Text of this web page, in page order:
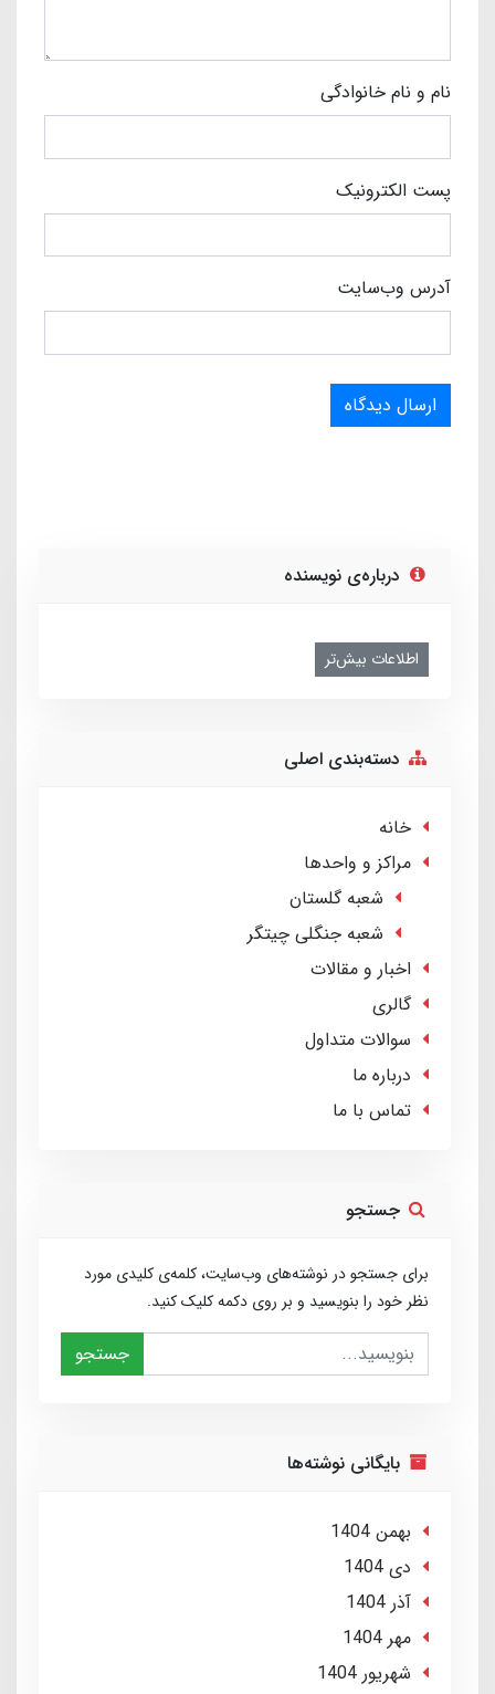
نام و نام خانوادگی
پست الکترونیک
آدرس وب‌سایت
ارسال دیدگاه
درباره‌ی نویسنده
اطلاعات بیش‌تر
دسته‌بندی اصلی
خانه
مراکز و واحدها
شعبه گلستان
شعبه جنگلی چیتگر
اخبار و مقالات
گالری
سوالات متداول
درباره ما
تماس با ما
جستجو
برای جستجو در نوشته‌های وب‌سایت، کلمه‌ی کلیدی مورد
نظر خود را بنویسید و بر روی دکمه کلیک کنید.
جستجو
بایگانی نوشته‌ها
بهمن 1404
دی 1404
آذر 1404
مهر 1404
شهریور 1404